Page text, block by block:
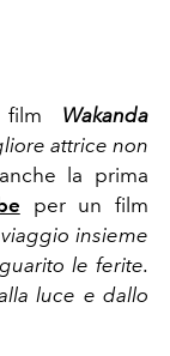
film Wakanda
attrice non
la prima
per un film
insieme
le ferite.
luce e dallo